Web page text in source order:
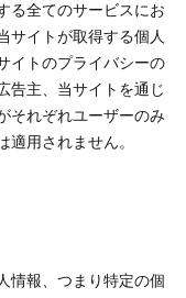
る全てのサービスにお
サイトが取得する個人
イトのプライバシーの
告主、当サイトを通じ
それぞれユーザーのみ
適用されません。
情報、つまり特定の個